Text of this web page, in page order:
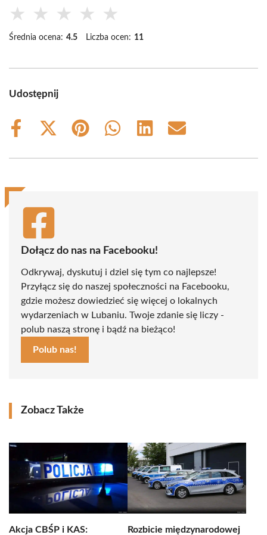
★ ★ ★ ★ ★
Średnia ocena: 4.5 Liczba ocen: 11
Udostępnij
Share
Share
(Twitter)
Share
Share
Share
Share
Dołącz do nas na Facebooku!
Odkrywaj, dyskutuj i dziel się tym co najlepsze!
Przyłącz się do naszej społeczności na Facebooku,
gdzie możesz dowiedzieć się więcej o lokalnych
wydarzeniach w Lubaniu. Twoje zdanie się liczy -
polub naszą stronę i bądź na bieżąco!
Polub nas!
Zobacz Także
Akcja CBŚP i KAS: Rozbicie międzynarodowej